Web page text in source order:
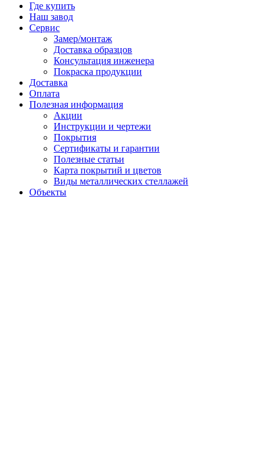
Где купить
Наш завод
Сервис
Замер/монтаж
Доставка образцов
Консультация инженера
Покраска продукции
Доставка
Оплата
Полезная информация
Акции
Инструкции и чертежи
Покрытия
Сертификаты и гарантии
Полезные статьи
Карта покрытий и цветов
Виды металлических стеллажей
Объекты